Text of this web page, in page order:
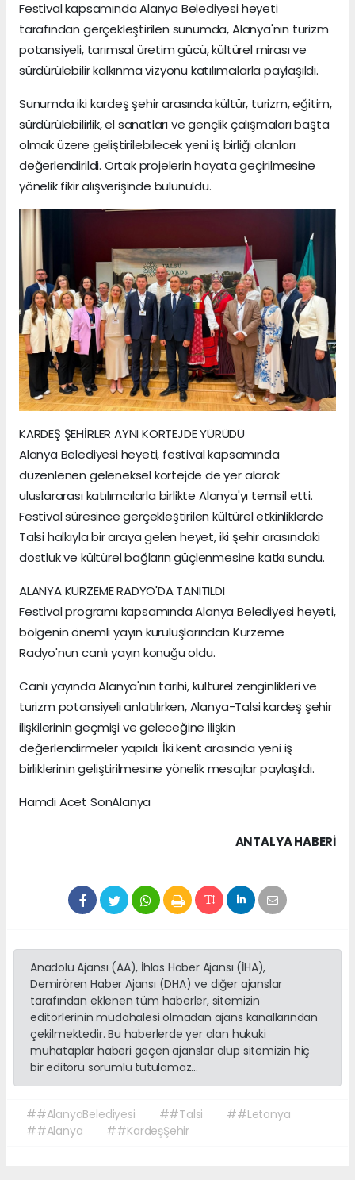
Festival kapsamında Alanya Belediyesi heyeti
tarafından gerçekleştirilen sunumda, Alanya'nın turizm
potansiyeli, tarımsal üretim gücü, kültürel mirası ve
sürdürülebilir kalkınma vizyonu katılımcılarla paylaşıldı.
Sunumda iki kardeş şehir arasında kültür, turizm, eğitim,
sürdürülebilirlik, el sanatları ve gençlik çalışmaları başta
olmak üzere geliştirilebilecek yeni iş birliği alanları
değerlendirildi. Ortak projelerin hayata geçirilmesine
yönelik fikir alışverişinde bulunuldu.
KARDEŞ ŞEHİRLER AYNI KORTEJDE YÜRÜDÜ
Alanya Belediyesi heyeti, festival kapsamında
düzenlenen geleneksel kortejde de yer alarak
uluslararası katılımcılarla birlikte Alanya'yı temsil etti.
Festival süresince gerçekleştirilen kültürel etkinliklerde
Talsi halkıyla bir araya gelen heyet, iki şehir arasındaki
dostluk ve kültürel bağların güçlenmesine katkı sundu.
ALANYA KURZEME RADYO'DA TANITILDI
Festival programı kapsamında Alanya Belediyesi heyeti,
bölgenin önemli yayın kuruluşlarından Kurzeme
Radyo'nun canlı yayın konuğu oldu.
Canlı yayında Alanya'nın tarihi, kültürel zenginlikleri ve
turizm potansiyeli anlatılırken, Alanya-Talsi kardeş şehir
ilişkilerinin geçmişi ve geleceğine ilişkin
değerlendirmeler yapıldı. İki kent arasında yeni iş
birliklerinin geliştirilmesine yönelik mesajlar paylaşıldı.
Hamdi Acet SonAlanya
ANTALYA HABERİ
Anadolu Ajansı (AA), İhlas Haber Ajansı (İHA),
Demirören Haber Ajansı (DHA) ve diğer ajanslar
tarafından eklenen tüm haberler, sitemizin
editörlerinin müdahalesi olmadan ajans kanallarından
çekilmektedir. Bu haberlerde yer alan hukuki
muhataplar haberi geçen ajanslar olup sitemizin hiç
bir editörü sorumlu tutulamaz...
##AlanyaBelediyesi ##Talsi
##Letonya
##Alanya
##KardeşŞehir